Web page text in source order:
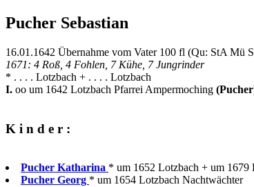
Pucher Sebastian
16.01.1642 Übernahme vom Vater 100 fl (Qu: StA Mü
1671: 4 Roß, 4 Fohlen, 7 Kühe, 7 Jungrinder
* . . . . Lotzbach + . . . . Lotzbach
I. oo um 1642 Lotzbach Pfarrei Ampermoching
K i n d e r :
Pucher Katharina * um 1652 Lotzbach + um 1679
Pucher Georg * um 1654 Lotzbach Nachtwächter